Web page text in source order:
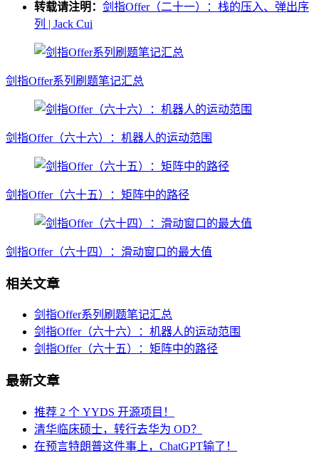
转载请注明： 剑指Offer（二十一）：栈的压入、弹出序
列 | Jack Cui
剑指Offer系列刷题笔记汇总
剑指Offer（六十六）：机器人的运动范围
剑指Offer（六十五）：矩阵中的路径
剑指Offer（六十四）：滑动窗口的最大值
相关文章
剑指Offer系列刷题笔记汇总
剑指Offer（六十六）：机器人的运动范围
剑指Offer（六十五）：矩阵中的路径
最新文章
推荐 2 个 YYDS 开源项目！
清华临床硕士，转行去华为 OD？
在预言特朗普这件事上，ChatGPT输了！